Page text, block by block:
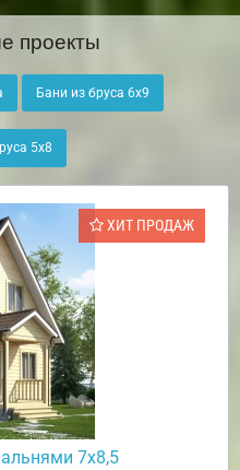
проекты
Бани из бруса 6х9
5х8
ХИТ ПРОДАЖ
7х8,5